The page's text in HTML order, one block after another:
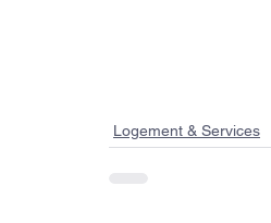
Logement & Services